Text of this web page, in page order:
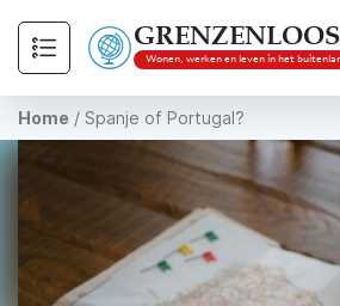
GRENZENLOOS
Wonen, werken en leven in het
Home / Spanje of Portugal?